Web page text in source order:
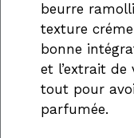
beurre
texture
bonne
et l’extrait de
tout pour
parfumée.